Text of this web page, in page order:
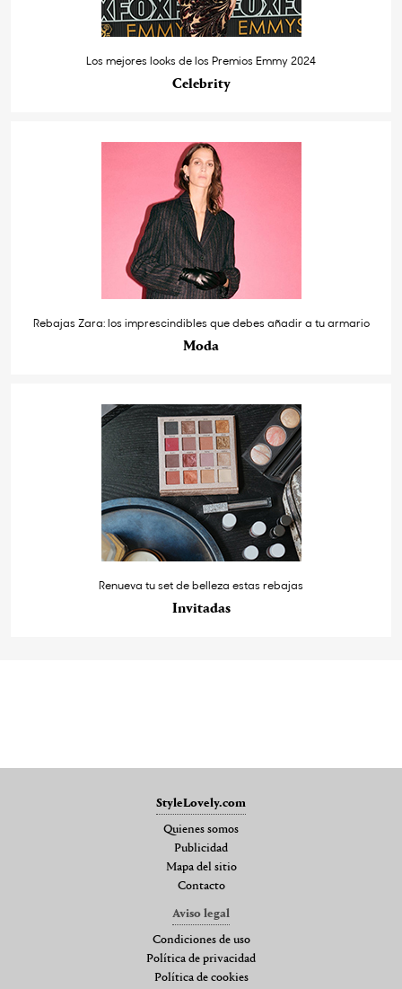
Los mejores looks de los Premios Emmy 2024
Celebrity
Rebajas Zara: los imprescindibles que debes añadir a tu armario
Moda
Renueva tu set de belleza estas rebajas
Invitadas
StyleLovely.com
Quienes somos
Publicidad
Mapa del sitio
Contacto
Aviso legal
Condiciones de uso
Política de privacidad
Política de cookies